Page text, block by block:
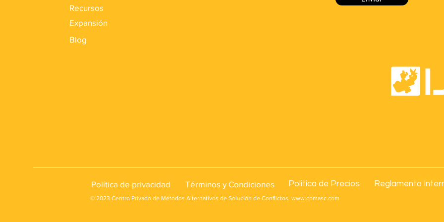
Recursos
Expansión
Blog
© 2023 Centro Privado de Métodos Alternativos de Solución de Conflictos www.cpmasc.com
Términos y Condiciones
Política de privacidad Política de Precios Reglamento